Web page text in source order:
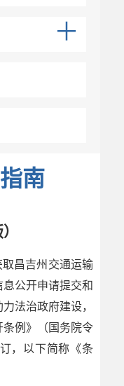
南
昌吉州交通运输
公开申请提交和
法治政府建设，
例》（国务院令
，以下简称《条